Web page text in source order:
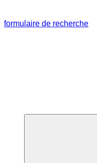
formulaire de recherche